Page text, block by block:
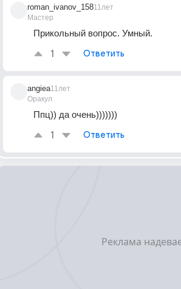
roman_ivanov_158
Мастер
11лет
Прикольный вопрос. Умный.
1 Ответить
angiea
Оракул
11лет
Ппц)) да очень)))))))
1 Ответить